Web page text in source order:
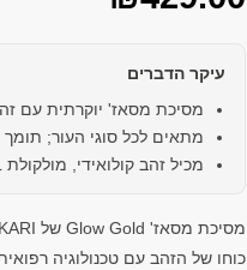
עיקר הדברים
מסיכת מסאז' יוקרתית עם
מתאים לכל סוגי העור; תומך
מכיל זהב קולואידי, מולקולת NAD NOBEL ותמצית אובליפיחה
כוחו של הזהב עם טכנולוגיה